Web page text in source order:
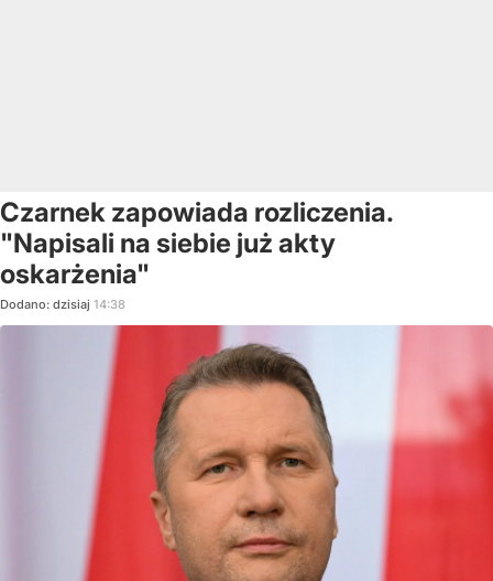
Czarnek zapowiada rozliczenia.
"Napisali na siebie już akty
oskarżenia"
Dodano: dzisiaj 14:38